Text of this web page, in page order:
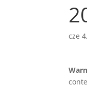
cze